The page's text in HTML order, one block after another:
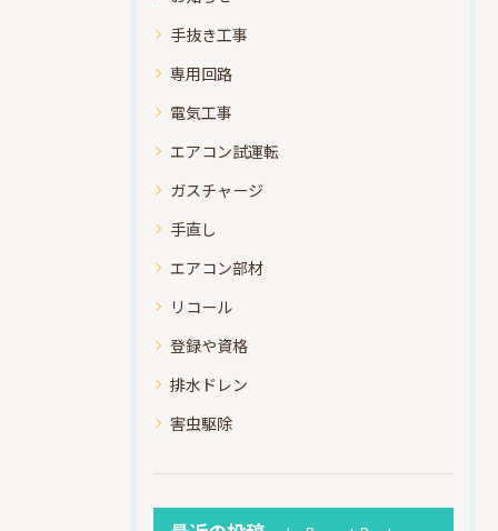
手抜き工事
専用回路
電気工事
エアコン試運転
ガスチャージ
手直し
エアコン部材
リコール
登録や資格
排水ドレン
害虫駆除